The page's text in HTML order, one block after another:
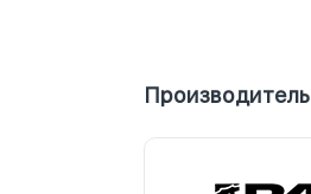
Производитель